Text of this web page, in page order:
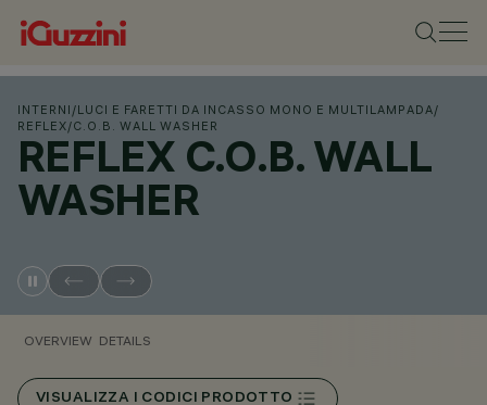
INTERNI /LUCI E FARETTI DA INCASSO MONO E MULTILAMPADA/
REFLEX/C.O.B. WALL WASHER
REFLEX C.O.B. WALL
WASHER
OVERVIEW DETAILS
VISUALIZZA I CODICI PRODOTTO